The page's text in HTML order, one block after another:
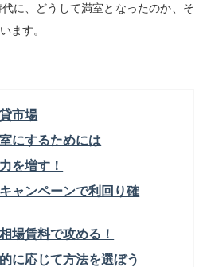
に、どうして満室となったのか、そ
ます。
市場
にするためには
を増す！
ャンペーンで利回り確
場賃料で攻める！
に応じて方法を選ぼう